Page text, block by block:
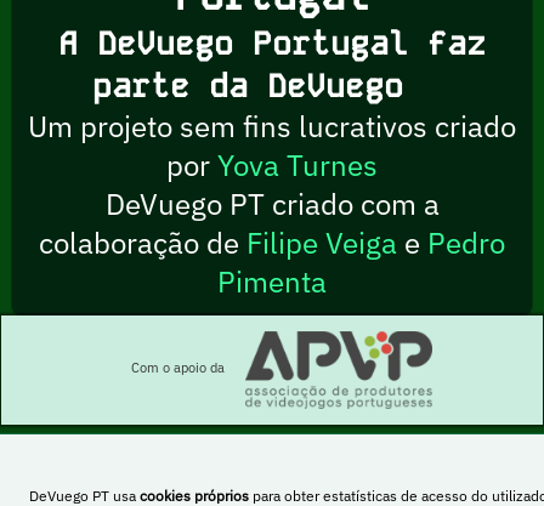
DeVuego PT usa cookies própriospara obter estatísticas de acesso do
A DeVuego Portugal faz
parte da DeVuego
Um projeto sem fins lucrativos criado
porYova Turnes
DeVuego PT criado com a
colaboração de Filipe Veiga e Pedro
Pimenta
Com o apoio da
Esta obra está sob uma licença Creative Commons Atribuição-NãoComercial-